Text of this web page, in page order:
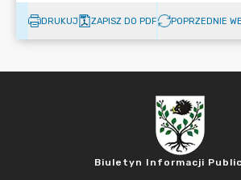
DRUKUJ ZAPISZ DO PDF POPRZEDNIE
Biuletyn Informacji